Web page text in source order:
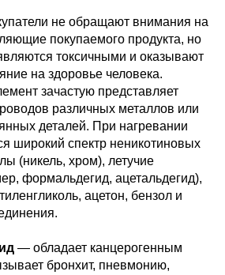
не обращают внимания на
покупаемого продукта, но
токсичными и оказывают
на здоровье человека.
зачастую представляет
различных металлов или
деталей. При нагревании
широкий спектр неникотиновых
(никель, хром), летучие
формальдегид, ацетальдегид),
ацетон, бензол и
— обладает канцерогенным
бронхит, пневмонию,